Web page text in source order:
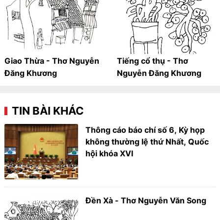
Giao Thừa - Thơ Nguyễn
Đăng Khương
Tiếng cổ thụ - Thơ
Nguyễn Đăng Khương
TIN BÀI KHÁC
Thông cáo báo chí số 6, Kỳ họp
không thường lệ thứ Nhất, Quốc
hội khóa XVI
Đền Xà - Thơ Nguyễn Văn Song